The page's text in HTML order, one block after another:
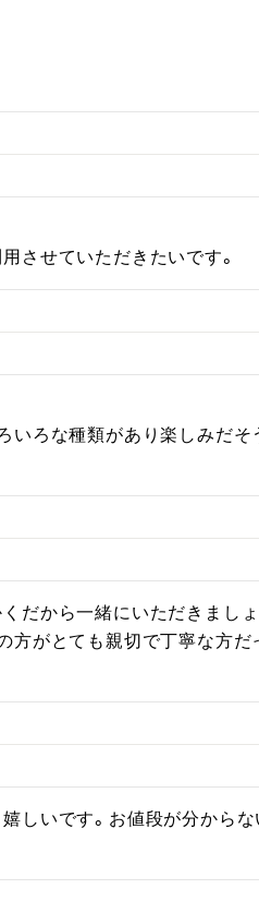
させていただきたいです。
いろな種類があり楽しみだそ
だから一緒にいただきまし
がとても親切で丁寧な方だ
しいです。お値段が分から